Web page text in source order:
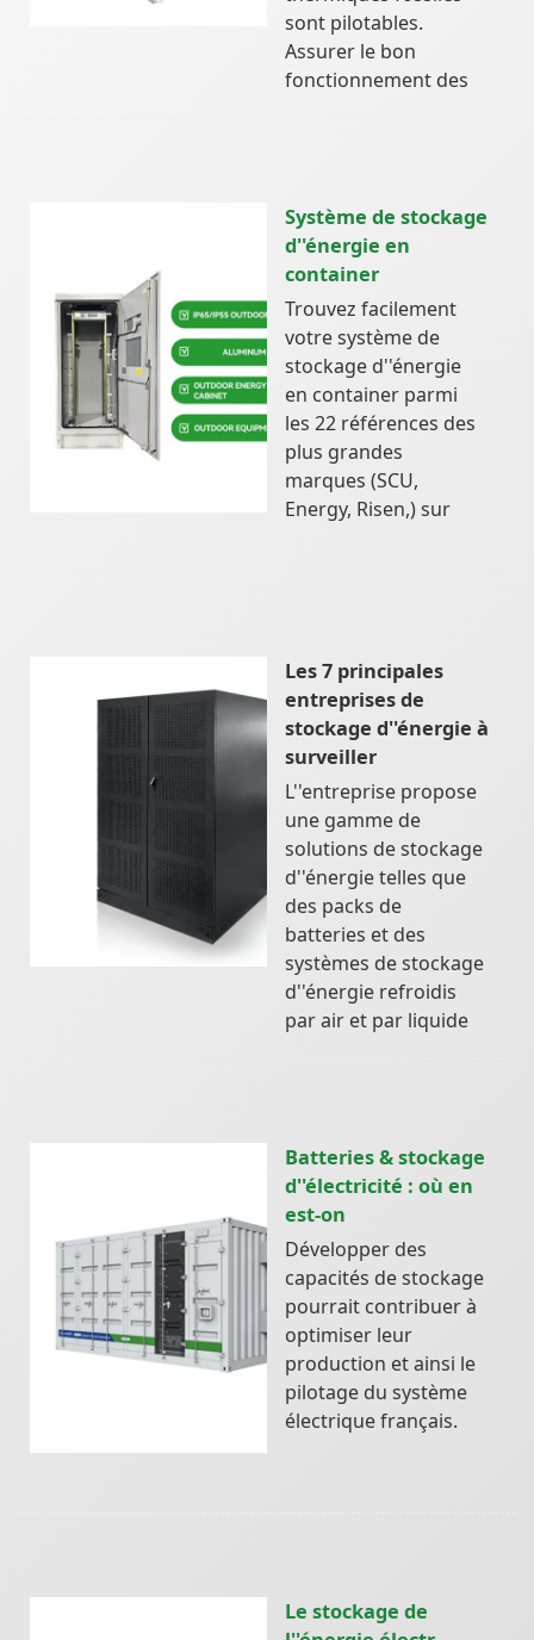
sont pilotables.
Assurer le bon
fonctionnement des
Système de stockage
d''énergie en
container
Trouvez facilement
votre système de
stockage d''énergie
en container parmi
les 22 références des
plus grandes
marques (SCU,
Energy, Risen,) sur
Les 7 principales
entreprises de
stockage d''énergie à
surveiller
L''entreprise propose
une gamme de
solutions de stockage
d''énergie telles que
des packs de
batteries et des
systèmes de stockage
d''énergie refroidis
par air et par liquide
Batteries & stockage
d''électricité : où en
est-on
Développer des
capacités de stockage
pourrait contribuer à
optimiser leur
production et ainsi le
pilotage du système
électrique français.
Le stockage de